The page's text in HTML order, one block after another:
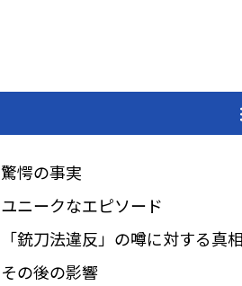
驚愕の事実
ユニークなエピソード
「銃刀法違反」の噂に対する真相
その後の影響